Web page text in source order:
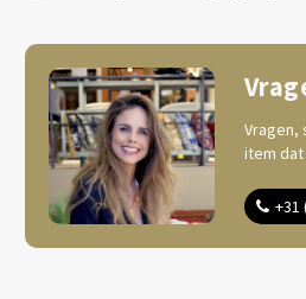
Vragen,
item
+31